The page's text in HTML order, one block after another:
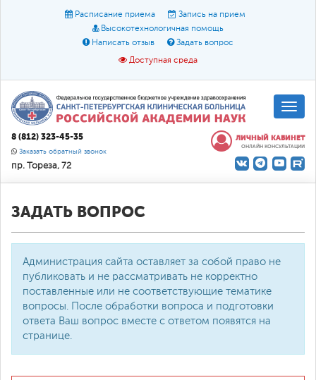
Расписание приема
Запись на прием
Высокотехнологичная помощь
Написать отзыв
Задать вопрос
Доступная среда
Размер шрифта: A A A
Цвет:
О доступной среде
8 (812) 323-45-35
Заказать обратный звонок
пр. Тореза, 72
ЛИЧНЫЙ КАБИНЕТ
ОНЛАЙН КОНСУЛЬТАЦИИ
ЗАДАТЬ ВОПРОС
Администрация сайта оставляет за собой право не
публиковать и не рассматривать не корректно
поставленные или не соответствующие тематике
вопросы. После обработки вопроса и подготовки
ответа Ваш вопрос вместе с ответом появятся на
странице.